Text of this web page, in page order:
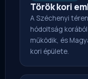
Török kori
A Széchenyi
hódoltság
működik, és
kori épülete.